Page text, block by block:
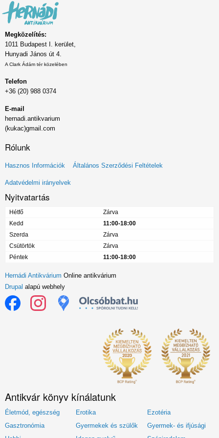
Megközelítés:
1011 Budapest I. kerület,
Hunyadi János út 4.
A Clark Ádám tér közelében
Telefon
+36 (20) 988 0374
E-mail
hernadi.antikvarium
(kukac)gmail.com
Rólunk
Lábléc
menü
Hasznos Információk Általános Szerződési Feltételek
Adatvédelmi irányelvek
Nyitvatartás
Hétfő
Zárva
Kedd
11:00-18:00
Szerda
Zárva
Csütörtök
Zárva
Péntek
11:00-18:00
Hernádi Antikvárium Online antikvárium
Drupal alapú webhely
Antikvár könyv kínálatunk
Életmód, egészség Erotika
Ezotéria
Gasztronómia
Gyermekek és szülők
Gyermek- és ifjúsági